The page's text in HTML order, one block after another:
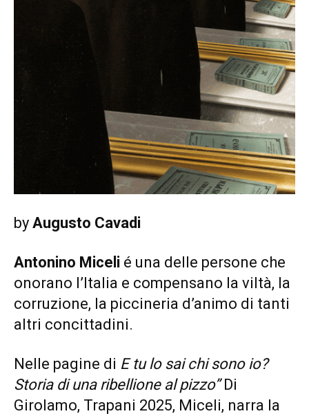
by Augusto Cavadi
Antonino Miceli é una delle persone che
onorano l’Italia e compensano la viltà, la
corruzione, la piccineria d’animo di tanti
altri concittadini.
Nelle pagine di E tu lo sai chi sono io?
Storia di una ribellione al pizzo”Di
Girolamo, Trapani 2025, Miceli, narra la